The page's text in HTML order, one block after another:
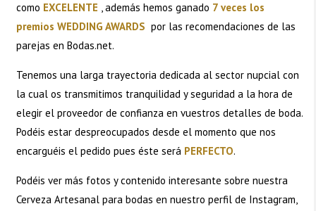
como EXCELENTE , además hemos ganado 7 veces los
premios WEDDING AWARDS por las recomendaciones de las
parejas en Bodas.net.
Tenemos una larga trayectoria dedicada al sector nupcial con
la cual os transmitimos tranquilidad y seguridad a la hora de
elegir el proveedor de confianza en vuestros detalles de boda.
Podéis estar despreocupados desde el momento que nos
encarguéis el pedido pues éste será PERFECTO.
Podéis ver más fotos y contenido interesante sobre nuestra
Cerveza Artesanal para bodas en nuestro perfil de Instagram,